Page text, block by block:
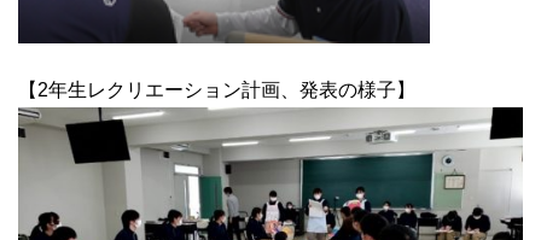
【2年生レクリエーション計画、発表の様子】